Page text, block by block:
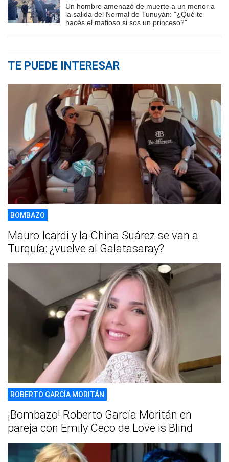
Un hombre amenazó de muerte a un menor a
la salida del Normal de Tunuyán: "¿Qué te
hacés el mafioso si sos un princeso?"
TE PUEDE INTERESAR
BOMBAZO
Mauro Icardi y la China Suárez se van a
Turquía: ¿vuelve al Galatasaray?
ROBERTO GARCÍA MORITÁN
¡Bombazo! Roberto García Moritán en
pareja con Emily Ceco de Love is Blind